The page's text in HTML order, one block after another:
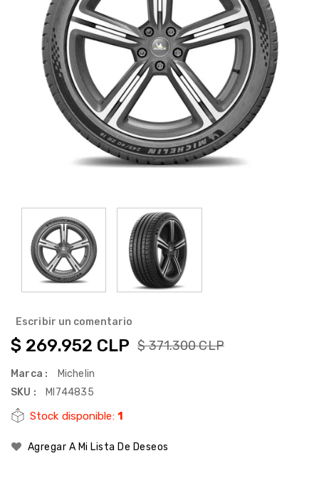
Escribir un comentario
$ 269.952 CLP $ 371.300 CLP
Marca :
Michelin
SKU :
MI744835
Stock disponible: 1
Agregar A Mi Lista De Deseos